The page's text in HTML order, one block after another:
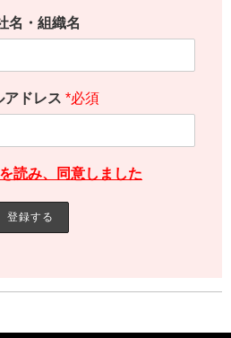
名・組織名
アドレス *必須
読み、同意しました